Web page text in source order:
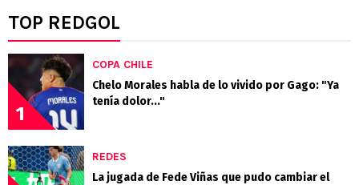
TOP REDGOL
1
COPA CHILE
Chelo Morales habla de lo vivido por Gago: "Ya
tenía dolor..."
REDES
La jugada de Fede Viñas que pudo cambiar el